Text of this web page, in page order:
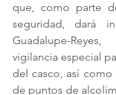
que, como parte
seguridad, dará
Guadalupe-
vigilancia especial
del casco, así
de puntos de